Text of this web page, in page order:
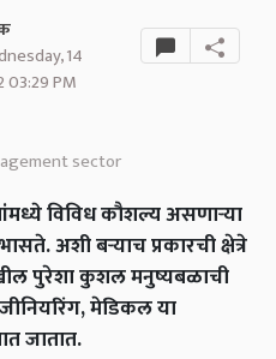
14
PM
sector
विविध कौशल्य असणार्‍या
अशी बऱ्याच प्रकारची क्षेत्रे
पुरेशा कुशल मनुष्यबळाची
मेडिकल या
जातात.